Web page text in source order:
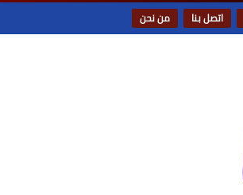
اتصل بنا من نحن